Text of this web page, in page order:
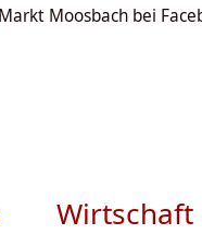
Wirtschaft